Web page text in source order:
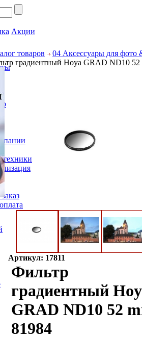
Акции
товаров
04 Аксессуары для фото
градиентный Hoya GRAD ND10 52
Артикул: 17811
Фильтр
градиентный
GRAD ND10 52
81984